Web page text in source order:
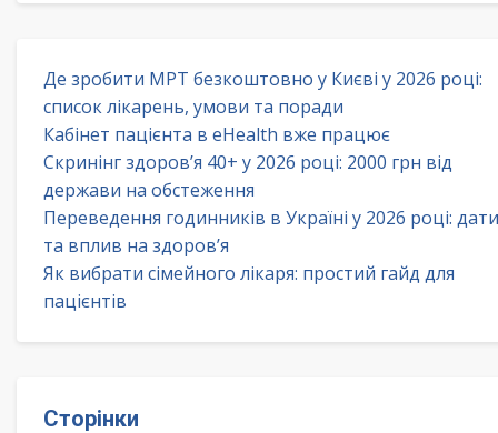
Де зробити МРТ безкоштовно у Києві у 2026 році:
список лікарень, умови та поради
Кабінет пацієнта в eHealth вже працює
Скринінг здоров’я 40+ у 2026 році: 2000 грн від
держави на обстеження
Переведення годинників в Україні у 2026 році: дати
та вплив на здоров’я
Як вибрати сімейного лікаря: простий гайд для
пацієнтів
Сторінки